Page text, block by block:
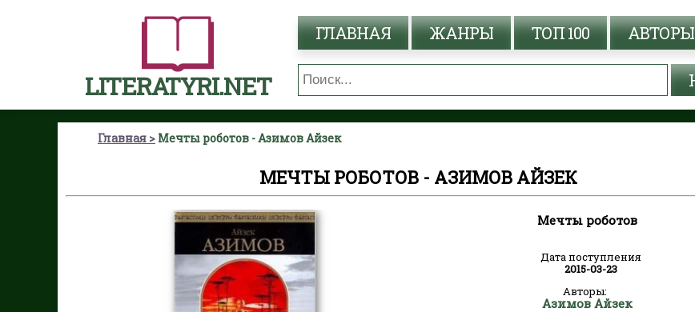
LITERATYRI.NET
ГЛАВНАЯ ЖАНРЫ ТОП 100 АВТОРЫ
Главная Мечты роботов - Азимов Айзек
МЕЧТЫ РОБОТОВ - АЗИМОВ АЙЗЕК
Мечты роботов
Дата поступления
2015-03-23
Авторы:
Азимов Айзек